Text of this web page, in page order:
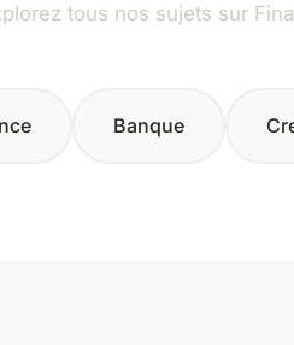
tous nos sujets sur
Banque